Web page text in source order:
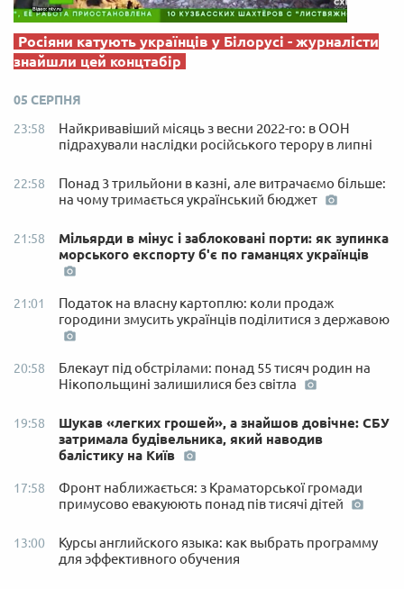
Росіяни катують українців у Білорусі - журналісти
знайшли цей концтабір
05 СЕРПНЯ
23:58
Найкривавіший місяць з весни 2022-го: в ООН
підрахували наслідки російського терору в липні
22:58
Понад 3 трильйони в казні, але витрачаємо більше:
на чому тримається український бюджет
21:58
Мільярди в мінус і заблоковані порти: як зупинка
морського експорту б'є по гаманцях українців
21:01
Податок на власну картоплю: коли продаж
городини змусить українців поділитися з державою
20:58
Блекаут під обстрілами: понад 55 тисяч родин на
Нікопольщині залишилися без світла
19:58
Шукав «легких грошей», а знайшов довічне: СБУ
затримала будівельника, який наводив
балістику на Київ
17:58
Фронт наближається: з Краматорської громади
примусово евакуюють понад пів тисячі дітей
13:00
Курсы английского языка: как выбрать программу
для эффективного обучения